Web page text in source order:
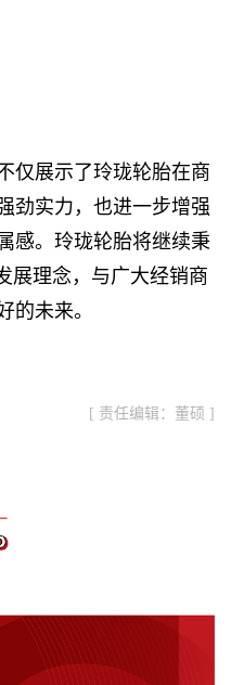
仅展示了玲珑轮胎在商
劲实力，也进一步增强
感。玲珑轮胎将继续秉
展理念，与广大经销商
的未来。
[ 责任编辑：董硕 ]